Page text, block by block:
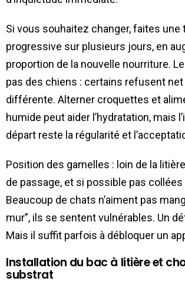
Si vous souhaitez changer, faites une
progressive sur plusieurs jours, en
proportion de la nouvelle nourriture.
pas des chiens : certains refusent
différente. Alterner croquettes et
humide peut aider l’hydratation, mais
départ reste la régularité et
Position des gamelles : loin de la
de passage, et si possible pas collées
Beaucoup de chats n’aiment pas
mur”, ils se sentent vulnérables. Un
Mais il suffit parfois à débloquer un
Installation du bac à litière et
substrat